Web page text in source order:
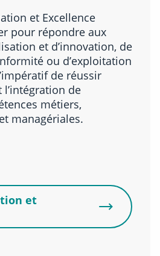
et Excellence
pour répondre aux
et d’innovation, de
ou d’exploitation
de réussir
l’intégration de
métiers,
managériales.​
et